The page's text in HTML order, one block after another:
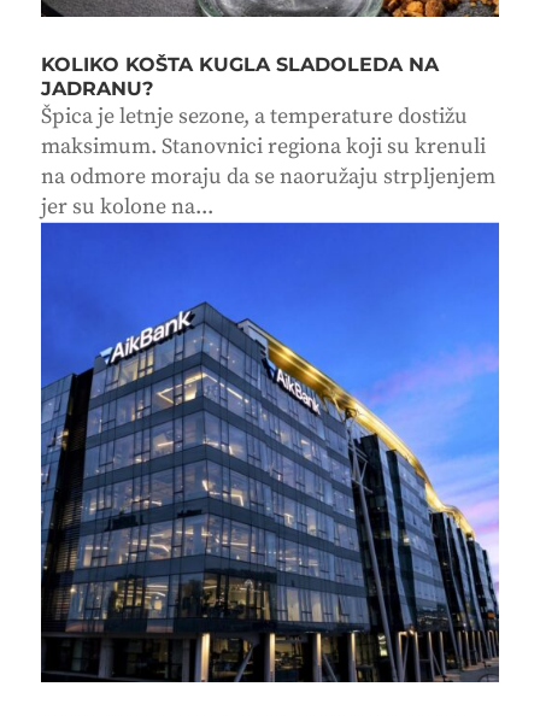
KOLIKO KOŠTA KUGLA SLADOLEDA NA
JADRANU?
Špica je letnje sezone, a temperature dostižu
maksimum. Stanovnici regiona koji su krenuli
na odmore moraju da se naoružaju strpljenjem
jer su kolone na...